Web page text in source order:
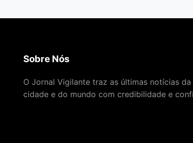
Sobre Nós
O Jornal Vigilante traz as últimas notícias da
cidade e do mundo com credibilidade e